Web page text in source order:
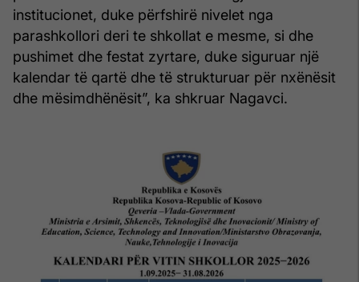
institucionet, duke përfshirë nivelet nga
parashkollori deri te shkollat e mesme, si dhe
pushimet dhe festat zyrtare, duke siguruar një
kalendar të qartë dhe të strukturuar për nxënësit
dhe mësimdhënësit”, ka shkruar Nagavci.